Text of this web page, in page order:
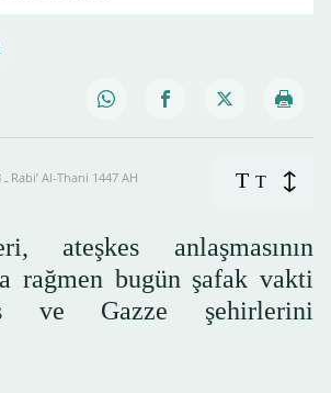
10:15-10 Ekim 2025 AD ـ 18 Rabi’ Al-Thani 1447 AH T T
ateşkes anlaşmasının
rağmen bugün şafak vakti
ve Gazze şehirlerini